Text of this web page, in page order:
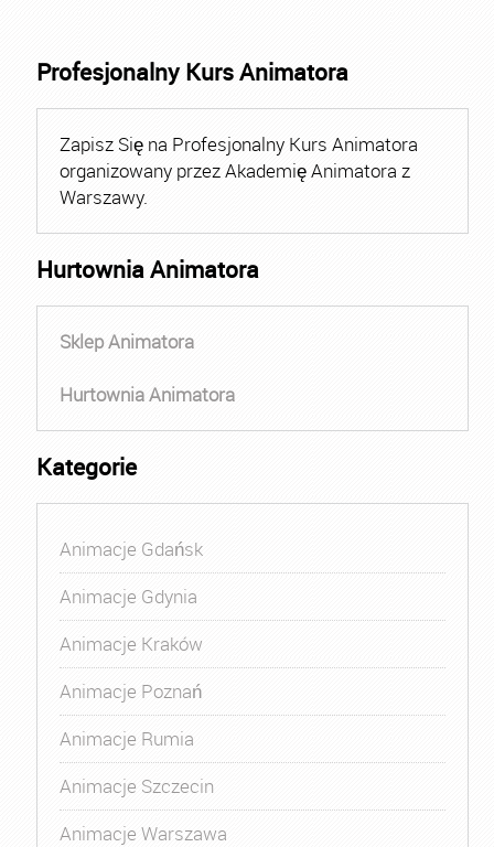
Profesjonalny Kurs Animatora
Zapisz Się na Profesjonalny Kurs Animatora
organizowany przez Akademię Animatora z
Warszawy.
Hurtownia Animatora
Sklep Animatora
Hurtownia Animatora
Kategorie
Animacje Gdańsk
Animacje Gdynia
Animacje Kraków
Animacje Poznań
Animacje Rumia
Animacje Szczecin
Animacje Warszawa